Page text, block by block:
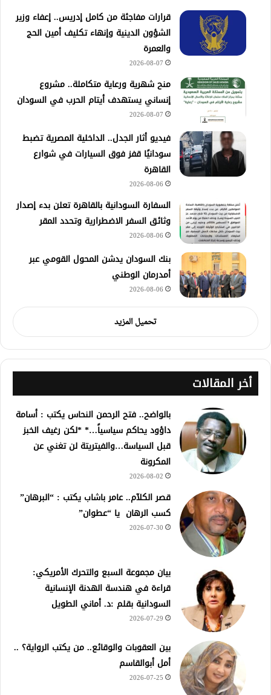
قرارات مفاجئة من كامل إدريس.. إعفاء وزير
الشؤون الدينية وإنهاء تكليف أمين الحج
والعمرة
2026-08-07
منح شهرية ورعاية متكاملة.. مشروع
إنساني يستهدف أيتام الحرب في السودان
2026-08-07
فيديو أثار الجدل.. الداخلية المصرية تضبط
سودانيًا قفز فوق السيارات في شوارع
القاهرة
2026-08-06
السفارة السودانية بالقاهرة تعلن بدء إصدار
وثائق السفر الاضطرارية وتحدد المقر
2026-08-06
بنك السودان يدشن المحول القومي عبر
أمدرمان الوطني
2026-08-06
تحميل المزيد
أخر المقالات
بالواضح.. فتح الرحمن النحاس يكتب : أسامة
داؤود يحاكم سياسياً…* *لكن رغيف الخبز
قبل السياسة…والفيتريتة لن تغني عن
المكرونة
2026-08-02
قصر الكلآم.. عامر باشاب يكتب : “البرهان”
كسب الرهان يا “عطوان”
2026-07-30
بيان مجموعة السبع والتحرك الأمريكي:
قراءة في هندسة الهدنة الإنسانية
السودانية بقلم :د. أماني الطويل
2026-07-29
بين العقوبات والوقائع.. من يكتب الرواية؟ ..
أمل أبوالقاسم
2026-07-25